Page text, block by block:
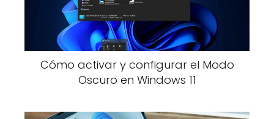
Cómo activar y configurar el Modo
Oscuro en Windows 11